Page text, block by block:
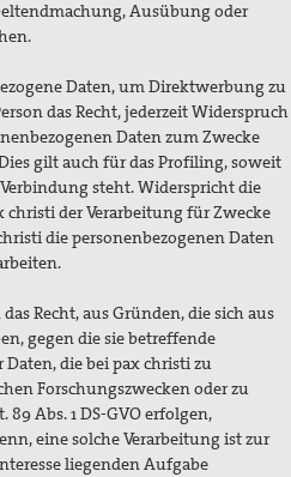
Ausübung oder
Daten, um Direktwerbung zu
das Recht, jederzeit Widerspruch
Daten zum Zwecke
gilt auch für das Profiling, soweit
steht. Widerspricht die
christi der Verarbeitung für Zwecke
die personenbezogenen Daten
Recht, aus Gründen, die sich aus
gegen die sie betreffende
die bei pax christi zu
Forschungszwecken oder zu
Abs. 1 DS-GVO erfolgen,
eine solche Verarbeitung ist zur
liegenden Aufgabe